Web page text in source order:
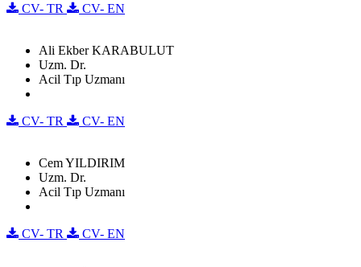
CV- TR CV- EN
Ali Ekber KARABULUT
Uzm. Dr.
Acil Tıp Uzmanı
CV- TR CV- EN
Cem YILDIRIM
Uzm. Dr.
Acil Tıp Uzmanı
CV- TR CV- EN